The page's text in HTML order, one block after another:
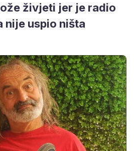
živjeti jer je radio
nije uspio ništa